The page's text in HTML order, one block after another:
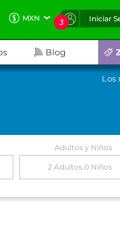
MXN 3 Iniciar
Blog
Los
Adultos y Niños
2 Adultos 0 Niños